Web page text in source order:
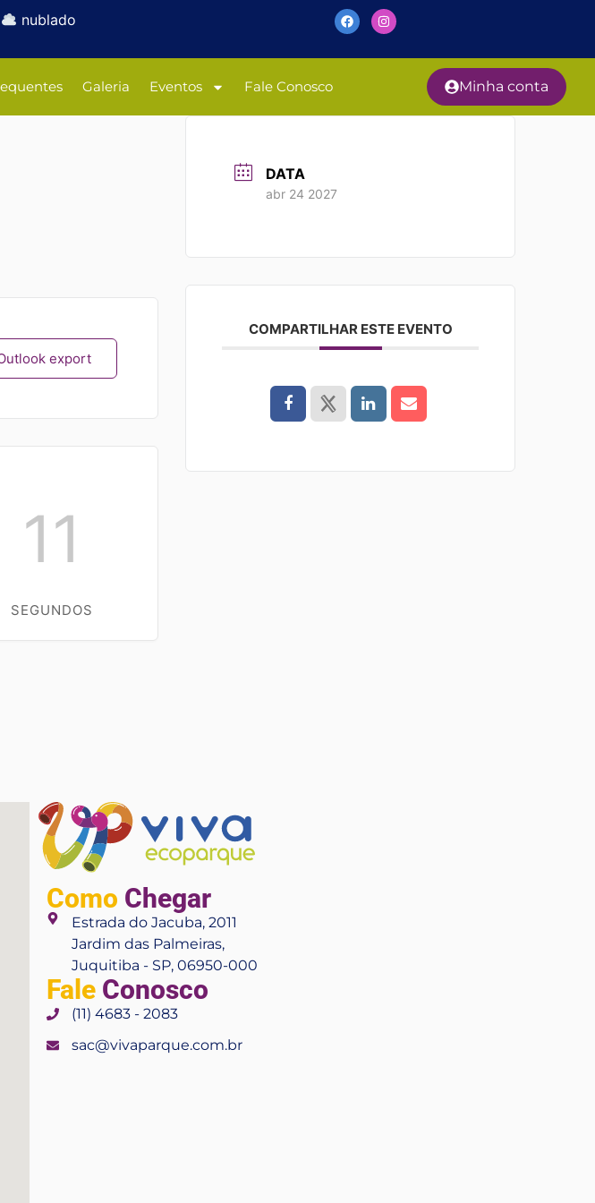
nublado
Galeria Eventos Fale Conosco Minha conta
export
10
SEGUNDOS
DATA
abr 24 2027
COMPARTILHAR ESTE EVENTO
Como Chegar
Estrada do Jacuba, 2011
Jardim das Palmeiras,
Juquitiba - SP, 06950-000
Fale Conosco
(11) 4683 - 2083
sac@vivaparque.com.br